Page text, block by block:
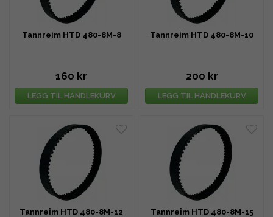
Tannreim HTD 480-8M-8
160 kr
LEGG TIL HANDLEKURV
Tannreim HTD 480-8M-10
200 kr
LEGG TIL HANDLEKURV
Tannreim HTD 480-8M-12 Tannreim HTD 480-8M-15